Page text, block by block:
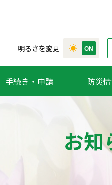
明るさを変更
手続き・申請 防災
お知